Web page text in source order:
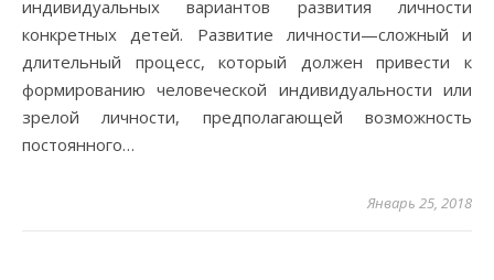
индивидуальных вариантов развития личности
конкретных детей. Развитие личности—сложный и
длительный процесс, который должен привести к
формированию человеческой индивидуальности или
зрелой личности, предполагающей возможность
постоянного…
Январь 25, 2018